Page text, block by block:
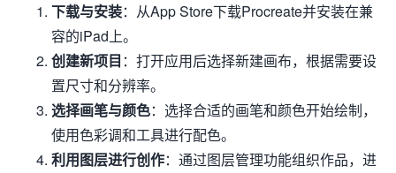
下载与安装：从App Store下载Procreate并安装在兼
容的iPad上。
创建新项目 ：打开应用后选择新建画布，根据需要设
置尺寸和分辨率。
选择画笔与颜色：选择合适的画笔和颜色开始绘制，
使用色彩调和工具进行配色。
利用图层进行创作：通过图层管理功能组织作品，进